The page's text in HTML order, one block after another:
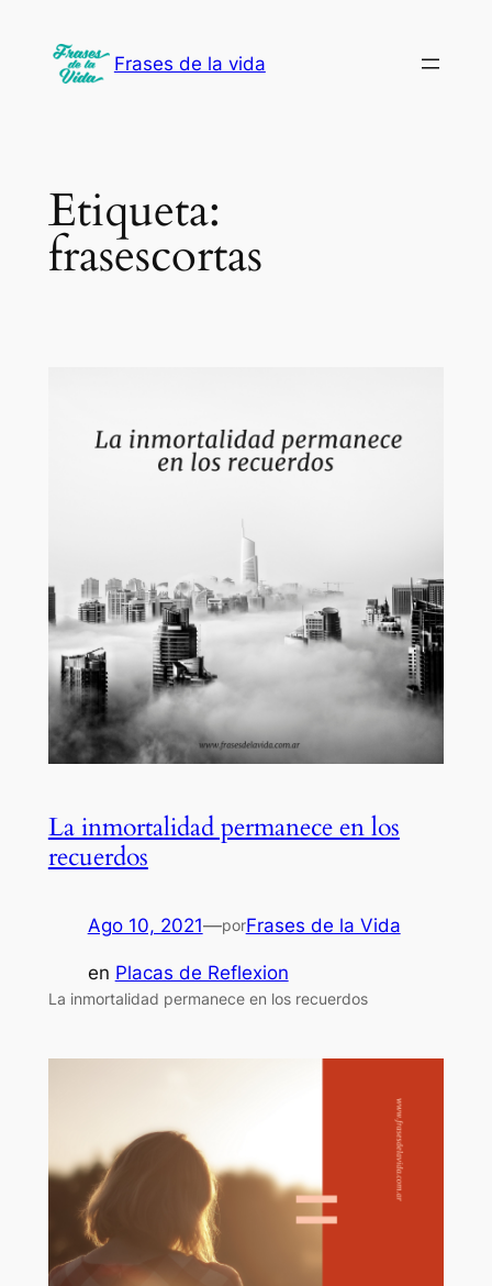
contenido
Frases de la vida
Etiqueta:
frasescortas
La inmortalidad permanece en los
recuerdos
Ago 10, 2021—porFrases de la Vida
en Placas de Reflexion
La inmortalidad permanece en los recuerdos